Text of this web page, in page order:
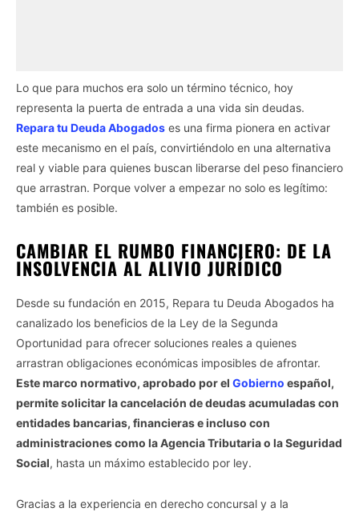
Lo que para muchos era solo un término técnico, hoy
representa la puerta de entrada a una vida sin deudas.
Repara tu Deuda Abogados es una firma pionera en activar
este mecanismo en el país, convirtiéndolo en una alternativa
real y viable para quienes buscan liberarse del peso financiero
que arrastran. Porque volver a empezar no solo es legítimo:
también es posible.
CAMBIAR EL RUMBO FINANCIERO: DE LA
INSOLVENCIA AL ALIVIO JURÍDICO
Desde su fundación en 2015, Repara tu Deuda Abogados ha
canalizado los beneficios de la Ley de la Segunda
Oportunidad para ofrecer soluciones reales a quienes
arrastran obligaciones económicas imposibles de afrontar.
Este marco normativo, aprobado por el Gobierno español,
permite solicitar la cancelación de deudas acumuladas con
entidades bancarias, financieras e incluso con
administraciones como la Agencia Tributaria o la Seguridad
Social, hasta un máximo establecido por ley.
Gracias a la experiencia en derecho concursal y a la